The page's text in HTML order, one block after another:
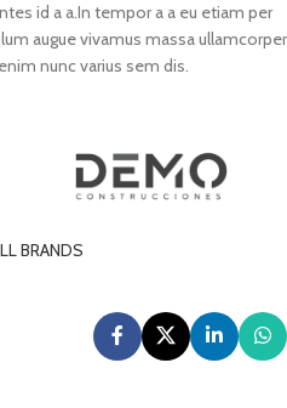
id a a.In tempor a a eu etiam per
augue vivamus massa ullamcorper
nunc varius sem dis.
BRANDS